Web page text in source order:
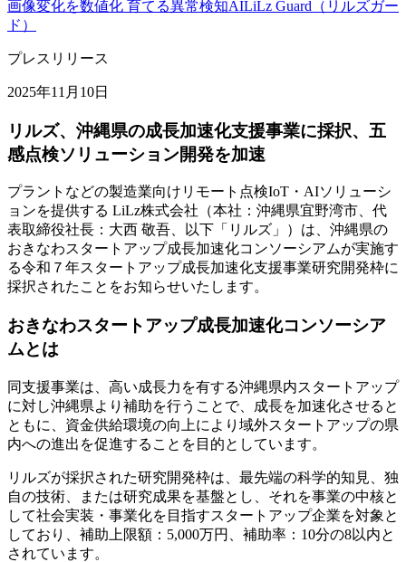
画像変化を数値化 育てる異常検知AILiLz Guard（リルズガー
ド）
プレスリリース
2025年11月10日
リルズ、沖縄県の成長加速化支援事業に採択、五
感点検ソリューション開発を加速
プラントなどの製造業向けリモート点検IoT・AIソリューシ
ョンを提供する LiLz株式会社（本社：沖縄県宜野湾市、代
表取締役社長：大西 敬吾、以下「リルズ」）は、沖縄県の
おきなわスタートアップ成長加速化コンソーシアムが実施す
る令和７年スタートアップ成長加速化支援事業研究開発枠に
採択されたことをお知らせいたします。
おきなわスタートアップ成長加速化コンソーシア
ムとは
同支援事業は、高い成長力を有する沖縄県内スタートアップ
に対し沖縄県より補助を行うことで、成長を加速化させると
ともに、資金供給環境の向上により域外スタートアップの県
内への進出を促進することを目的としています。
リルズが採択された研究開発枠は、最先端の科学的知見、独
自の技術、または研究成果を基盤とし、それを事業の中核と
して社会実装・事業化を目指すスタートアップ企業を対象と
しており、補助上限額：5,000万円、補助率：10分の8以内と
されています。